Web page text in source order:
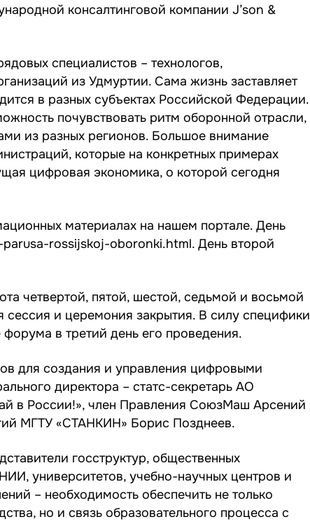
консалтинговой компании J’son &
специалистов – технологов,
из Удмуртии. Сама жизнь заставляет
в разных субъектах Российской Федерации.
почувствовать ритм оборонной отрасли,
из разных регионов. Большое внимание
которые на конкретных примерах
цифровая экономика, о которой сегодня
материалах на нашем портале. День
rossijskoj-oboronki.html. День второй
четвертой, пятой, шестой, седьмой и восьмой
сессия и церемония закрытия. В силу специфики
в третий день его проведения.
для создания и управления цифровыми
директора – статс-секретарь АО
в России!», член Правления СоюзМаш Арсений
МГТУ «СТАНКИН» Борис Позднеев.
госструктур, общественных
университетов, учебно-научных центров и
– необходимость обеспечить не только
но и связь образовательного процесса с